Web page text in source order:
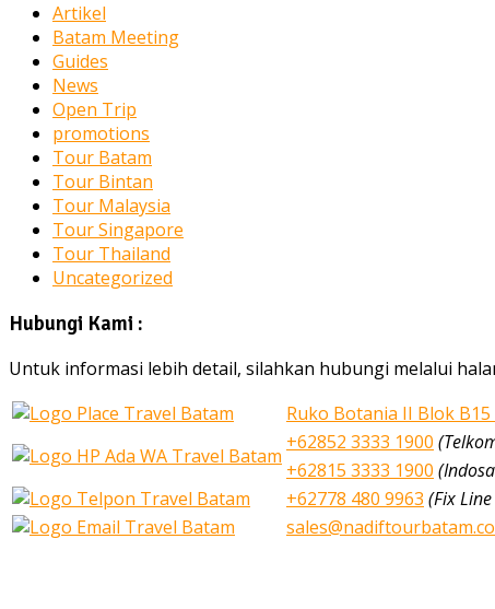
Artikel
Batam Meeting
Guides
News
Open Trip
promotions
Tour Batam
Tour Bintan
Tour Malaysia
Tour Singapore
Tour Thailand
Uncategorized
Hubungi Kami :
Untuk informasi lebih detail, silahkan hubungi melalui
Ruko Botania II Blok
+62852 3333 1900
+62815 3333 1900
+62778 480 9963 (Fix